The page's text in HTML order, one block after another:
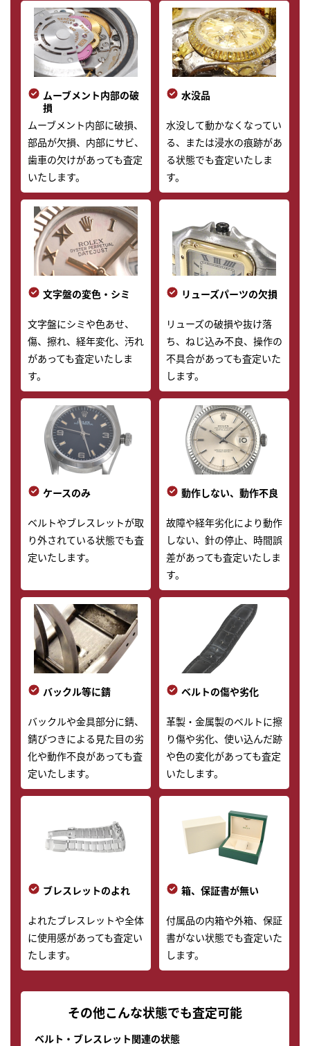
ムーブメント内部の破
損
ムーブメント内部に破損、
部品が欠損、内部にサビ、
歯車の欠けがあっても査定
いたします。
水没品
水没して動かなくなってい
る、または浸水の痕跡があ
る状態でも査定いたしま
す。
文字盤の変色・シミ
文字盤にシミや色あせ、
傷、擦れ、経年変化、汚れ
があっても査定いたしま
す。
リューズパーツの欠損
リューズの破損や抜け落
ち、ねじ込み不良、操作の
不具合があっても査定いた
します。
ケースのみ
ベルトやブレスレットが取
り外されている状態でも査
定いたします。
動作しない、動作不良
故障や経年劣化により動作
しない、針の停止、時間誤
差があっても査定いたしま
す。
バックル等に錆
バックルや金具部分に錆、
錆びつきによる見た目の劣
化や動作不良があっても査
定いたします。
ベルトの傷や劣化
革製・金属製のベルトに擦
り傷や劣化、使い込んだ跡
や色の変化があっても査定
いたします。
ブレスレットのよれ
よれたブレスレットや全体
に使用感があっても査定い
たします。
箱、保証書が無い
付属品の内箱や外箱、保証
書がない状態でも査定いた
します。
その他こんな状態でも査定可能
ベルト・ブレスレット関連の状態